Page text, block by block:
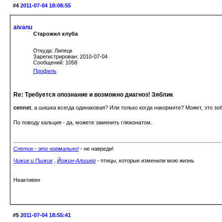
#4 2011-07-04 18:08:55
aivanu
Старожил клуба
Откуда: Липецк
Зарегистрирован: 2010-07-04
Сообщений: 1058
Профиль
Re: Требуется опознание и возможно диагноз! Зяблик
cennet , а шишка всегда одинаковая? Или только когда накормите? Может, это
По поводу кальция - да, можете заменить глюконатом.
Слеток - это нормально! - не навреди!
Чижик и Пыжик, Йожин-Алишер - птицы, которые изменили мою жизнь
Неактивен
#5 2011-07-04 18:55:41